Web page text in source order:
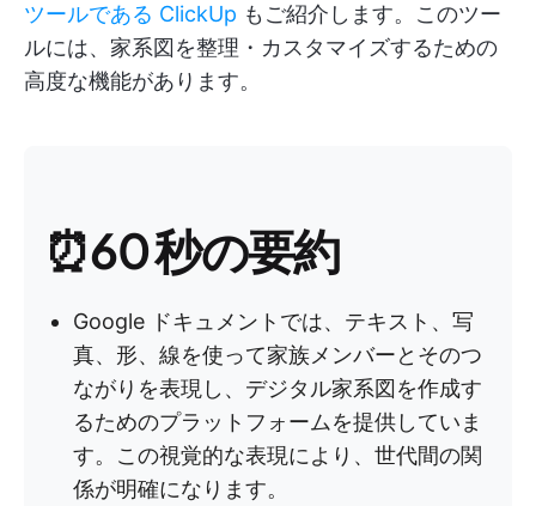
ツールである ClickUp もご紹介します。このツー
ルには、家系図を整理・カスタマイズするための
高度な機能があります。
⏰60 秒の要約
Google ドキュメントでは、テキスト、写
真、形、線を使って家族メンバーとそのつ
ながりを表現し、デジタル家系図を作成す
るためのプラットフォームを提供していま
す。この視覚的な表現により、世代間の関
係が明確になります。